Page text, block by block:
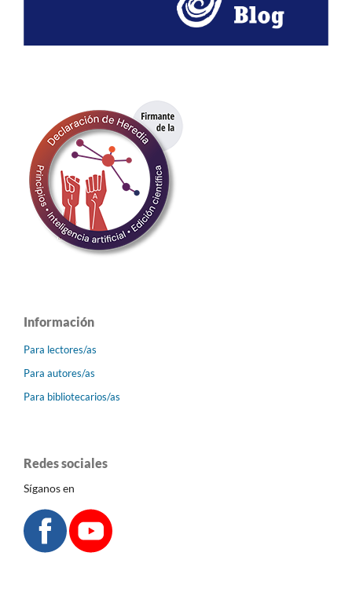
Información
Para lectores/as
Para autores/as
Para bibliotecarios/as
Redes sociales
Síganos en